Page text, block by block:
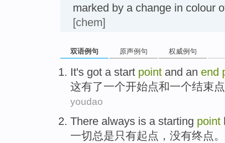
marked by a change in colour
[chem]
双语例句 原声例句 权威例句
It's got a start point and an end
这有了一个开始点和一个结束
youdao
There always is a starting point
一切总是只有起点 ， 没有终点。